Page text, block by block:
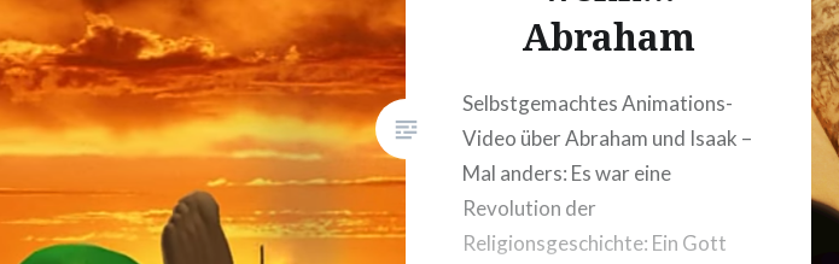
Abraham
Selbstgemachtes Animations-
Video über Abraham und Isaak –
Mal anders: Es war eine
Revolution der
Religionsgeschichte: Ein Gott